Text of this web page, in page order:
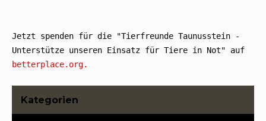
Jetzt spenden für die "Tierfreunde Taunusstein -
betterplace.org.
Kategorien